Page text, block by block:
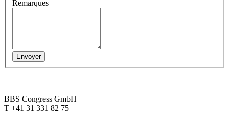
Remarques
BBS Congress GmbH
T +41 31 331 82 75